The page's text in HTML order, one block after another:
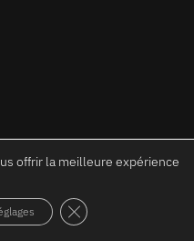
2021 à ce jour.
offrir la meilleure expérience
FERMER LA